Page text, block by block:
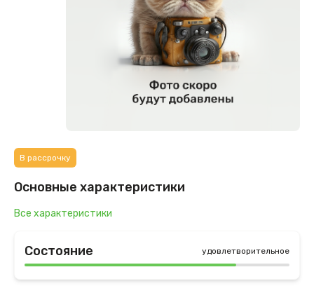
В рассрочку
Основные характеристики
Все характеристики
Состояние удовлетворительное